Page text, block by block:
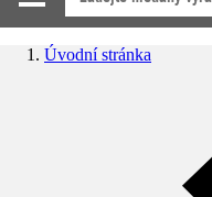
Úvodní stránka